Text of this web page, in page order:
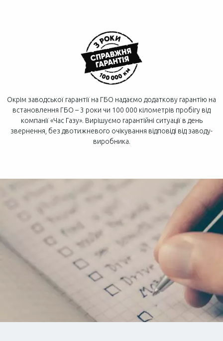
Окрім заводської гарантії на ГБО надаємо додаткову гарантію на
встановлення ГБО – 3 роки чи 100 000 кілометрів пробігу від
компанії «Час Газу». Вирішуємо гарантійні ситуації в день
звернення, без двотижневого очікування відповіді від заводу-
виробника.